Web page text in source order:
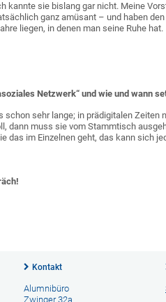
kannte sie bislang gar nicht. Meine
ganz amüsant – und haben
liegen, in denen man seine Ruhe hat.
Netzwerk“ und wie und wann
schon sehr lange; in prädigitalen Zeiten
dann muss sie vom Stammtisch
das im Einzelnen geht, das kann sich
Kontakt
Alumnibüro
Zwinger 32a